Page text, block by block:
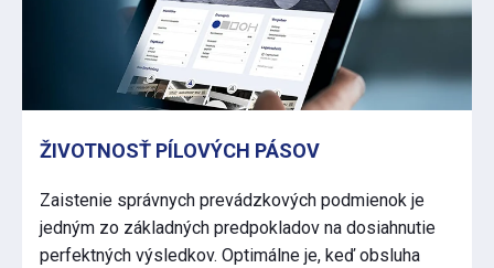
ŽIVOTNOSŤ PÍLOVÝCH PÁSOV
Zaistenie správnych prevádzkových podmienok je
jedným zo základných predpokladov na dosiahnutie
perfektných výsledkov. Optimálne je, keď obsluha